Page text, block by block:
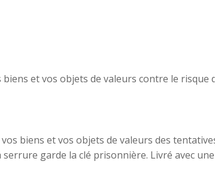
et vos objets de valeurs contre le risque
biens et vos objets de valeurs des
garde la clé prisonnière. Livré avec